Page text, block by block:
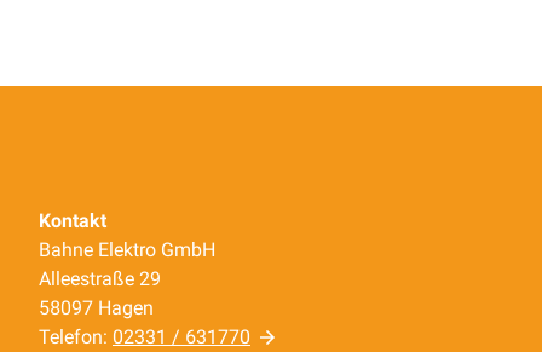
Kontakt
Bahne Elektro GmbH
Alleestraße 29
58097 Hagen
Telefon: 02331 / 631770